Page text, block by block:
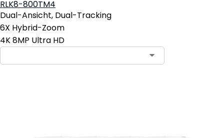
RLK8-800TM4
Dual-Ansicht, Dual-Tracking
6X Hybrid-Zoom
4K 8MP Ultra HD